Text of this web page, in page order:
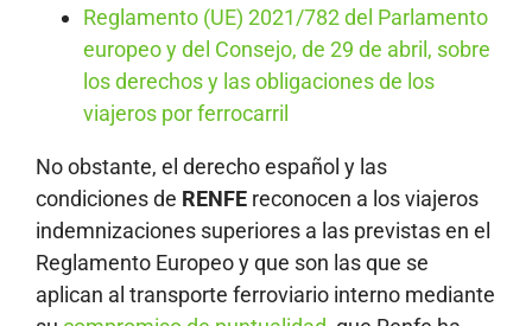
Reglamento (UE) 2021/782 del Parlamento
europeo y del Consejo, de 29 de abril, sobre
los derechos y las obligaciones de los
viajeros por ferrocarril
No obstante, el derecho español y las
condiciones de RENFE reconocen a los viajeros
indemnizaciones superiores a las previstas en el
Reglamento Europeo y que son las que se
aplican al transporte ferroviario interno mediante